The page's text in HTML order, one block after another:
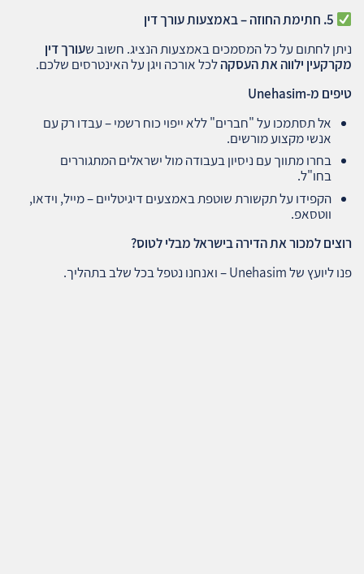
חתימת החוזה – באמצעות עורך דין
ניתן לחתום על כל המסמכים באמצעות הנציג. חשוב שעורך דין
מקרקעין ילווה את העסקהלכל אורכה ויגן על האינטרסים שלכם.
טיפים מ-Unehasim
אל תסתמכו על "חברים" ללא ייפוי כוח רשמי – עבדו רק עם
אנשי מקצוע מורשים.
בחרו מתווך עם ניסיון בעבודה מול ישראלים המתגוררים
בחו"ל.
הקפידו על תקשורת שוטפת באמצעים דיגיטליים – מייל, וידאו,
ווטסאפ.
רוצים למכור את הדירה בישראל מבלי לטוס?
פנו ליועץ של Unehasim – ואנחנו נטפל בכל שלב בתהליך.